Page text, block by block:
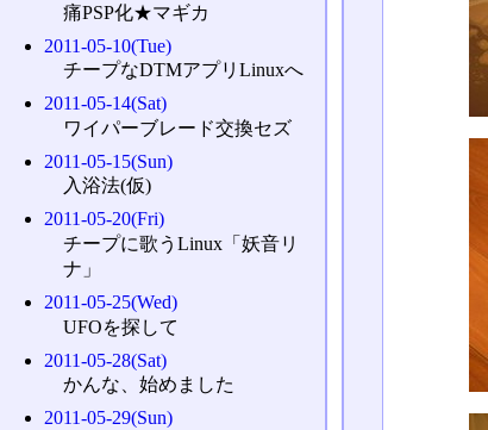
痛PSP化★マギカ
2011-05-10(Tue)
チープなDTMアプリLinuxへ
2011-05-14(Sat)
ワイパーブレード交換セズ
2011-05-15(Sun)
入浴法(仮)
2011-05-20(Fri)
チープに歌うLinux「妖音リ
ナ」
2011-05-25(Wed)
UFOを探して
2011-05-28(Sat)
かんな、始めました
2011-05-29(Sun)